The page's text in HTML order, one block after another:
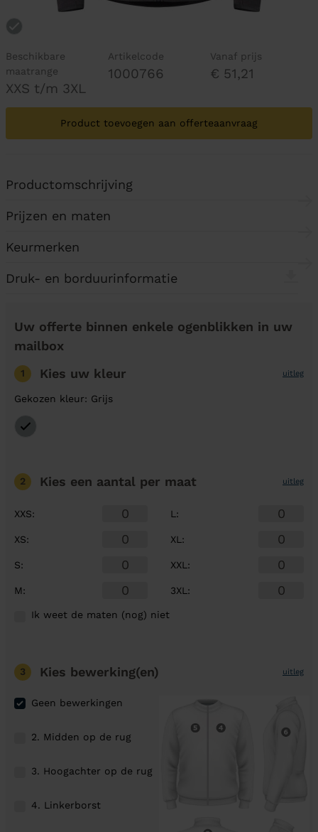
Beschikbare
maatrange
XXS t/m 3XL
Artikelcode
1000766
Vanaf prijs
€ 51,21
Product toevoegen aan offerteaanvraag
Productomschrijving
Prijzen en maten
Keurmerken
Druk- en borduurinformatie
Uw offerte binnen enkele ogenblikken in uw
mailbox
1 Kies uw kleur uitleg
Gekozen kleur: Grijs
2 Kies een aantal per maat uitleg
XXS:
XS:
S:
M:
L :
XL :
XXL :
3XL :
Ik weet de maten (nog) niet
3 Kies bewerking(en) uitleg
Geen bewerkingen
2. Midden op de rug
3. Hoogachter op de rug
4. Linkerborst